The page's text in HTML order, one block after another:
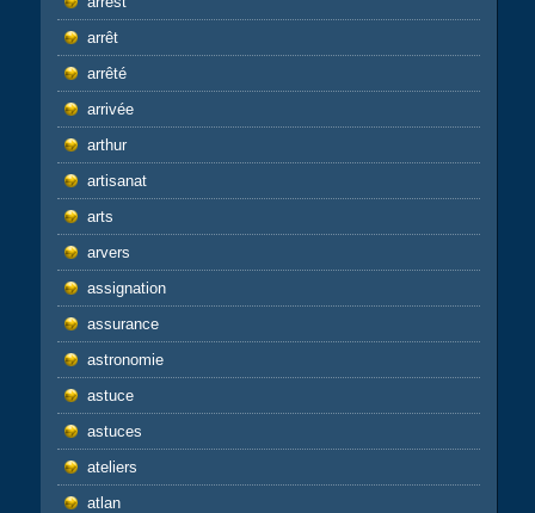
arrêt
arrêté
arrivée
arthur
artisanat
arts
arvers
assignation
assurance
astronomie
astuce
astuces
ateliers
atlan